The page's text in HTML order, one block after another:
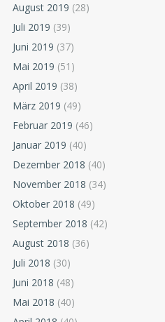
August 2019 (28)
Juli 2019 (39)
Juni 2019 (37)
Mai 2019 (51)
April 2019 (38)
März 2019 (49)
Februar 2019 (46)
Januar 2019 (40)
Dezember 2018 (40)
November 2018 (34)
Oktober 2018 (49)
September 2018 (42)
August 2018 (36)
Juli 2018 (30)
Juni 2018 (48)
Mai 2018 (40)